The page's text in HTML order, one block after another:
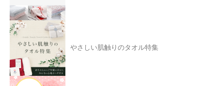
やさしい肌触りのタオル特集